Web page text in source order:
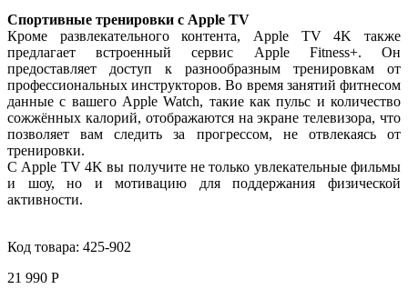
Спортивные тренировки с Apple TV
Кроме развлекательного контента, Apple TV 4K также
предлагает встроенный сервис Apple Fitness+. Он
предоставляет доступ к разнообразным тренировкам от
профессиональных инструкторов. Во время занятий фитнесом
данные с вашего Apple Watch, такие как пульс и количество
сожжённых калорий, отображаются на экране телевизора, что
позволяет вам следить за прогрессом, не отвлекаясь от
тренировки.
С Apple TV 4K вы получите не только увлекательные фильмы
и шоу, но и мотивацию для поддержания физической
активности.
Код товара: 425-902
21 990 Р